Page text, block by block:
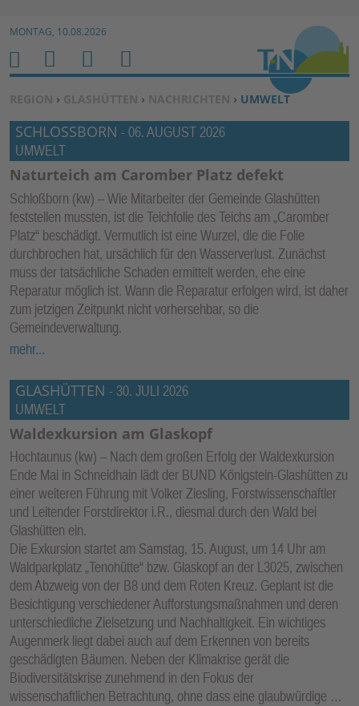
Zum Inhalt springen ↓
MONTAG, 10.08.2026
SIE BEFINDEN SICH HIER:
REGION › GLASHÜTTEN › NACHRICHTEN › UMWELT
SCHLOSSBORN - 06. AUGUST 2026
UMWELT
Naturteich am Caromber Platz defekt
Schloßborn (kw) – Wie Mitarbeiter der Gemeinde Glashütten
feststellen mussten, ist die Teichfolie des Teichs am „Caromber
Platz“ beschädigt. Vermutlich ist eine Wurzel, die die Folie
durchbrochen hat, ursächlich für den Wasserverlust. Zunächst
muss der tatsächliche Schaden ermittelt werden, ehe eine
Reparatur möglich ist. Wann die Reparatur erfolgen wird, ist daher
zum jetzigen Zeitpunkt nicht vorhersehbar, so die
Gemeindeverwaltung.
mehr...
GLASHÜTTEN - 30. JULI 2026
UMWELT
Waldexkursion am Glaskopf
Hochtaunus (kw) – Nach dem großen Erfolg der Waldexkursion
Ende Mai in Schneidhain lädt der BUND Königstein-Glashütten zu
einer weiteren Führung mit Volker Ziesling, Forstwissenschaftler
und Leitender Forstdirektor i.R., diesmal durch den Wald bei
Glashütten ein.
Die Exkursion startet am Samstag, 15. August, um 14 Uhr am
Waldparkplatz „Tenohütte“ bzw. Glaskopf an der L3025, zwischen
dem Abzweig von der B8 und dem Roten Kreuz. Geplant ist die
Besichtigung verschiedener Aufforstungsmaßnahmen und deren
unterschiedliche Zielsetzung und Nachhaltigkeit. Ein wichtiges
Augenmerk liegt dabei auch auf dem Erkennen von bereits
geschädigten Bäumen. Neben der Klimakrise gerät die
Biodiversitätskrise zunehmend in den Fokus der
wissenschaftlichen Betrachtung, ohne dass eine glaubwürdige …
H
O
M
E
M
E
N
U
S
U
C
H
E
N
B
E
N
U
T
Z
E
R
F
U
N
K
TI
O
E
N